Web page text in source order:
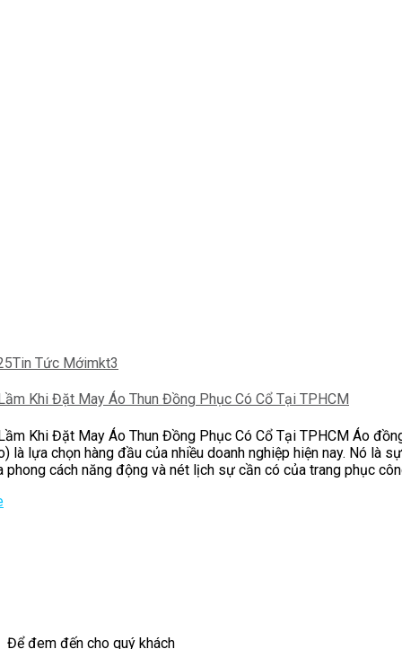
Tin Tức Mớimkt3
Khi Đặt May Áo Thun Đồng Phục Có Cổ Tại TPHCM
Khi Đặt May Áo Thun Đồng Phục Có Cổ Tại TPHCM Áo
là lựa chọn hàng đầu của nhiều doanh nghiệp hiện nay. Nó là
phong cách năng động và nét lịch sự cần có của trang phục
Để đem đến cho quý khách